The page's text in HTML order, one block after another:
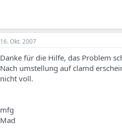
16. Okt. 2007
Danke für die Hilfe, das Problem
Nach umstellung auf clamd
nicht voll.
mfg
Mad